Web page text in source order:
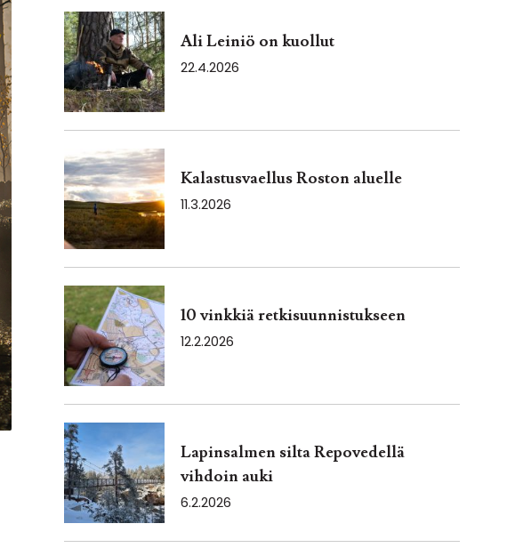
Ali Leiniö on kuollut
22.4.2026
Kalastusvaellus Roston aluelle
11.3.2026
10 vinkkiä retkisuunnistukseen
12.2.2026
Lapinsalmen silta Repovedellä
vihdoin auki
6.2.2026